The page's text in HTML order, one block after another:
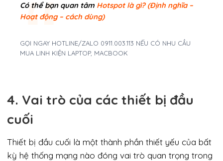
Có thể bạn quan tâm Hotspot là gì? (Định nghĩa –
Hoạt động – cách dùng)
GỌI NGAY HOTLINE/ZALO 0911.003.113 NẾU CÓ NHU CẦU
MUA LINH KIỆN LAPTOP, MACBOOK
4. Vai trò của các thiết bị đầu
cuối
Thiết bị đầu cuối là một thành phần thiết yếu của bất
kỳ hệ thống mạng nào đóng vai trò quan trọng trong